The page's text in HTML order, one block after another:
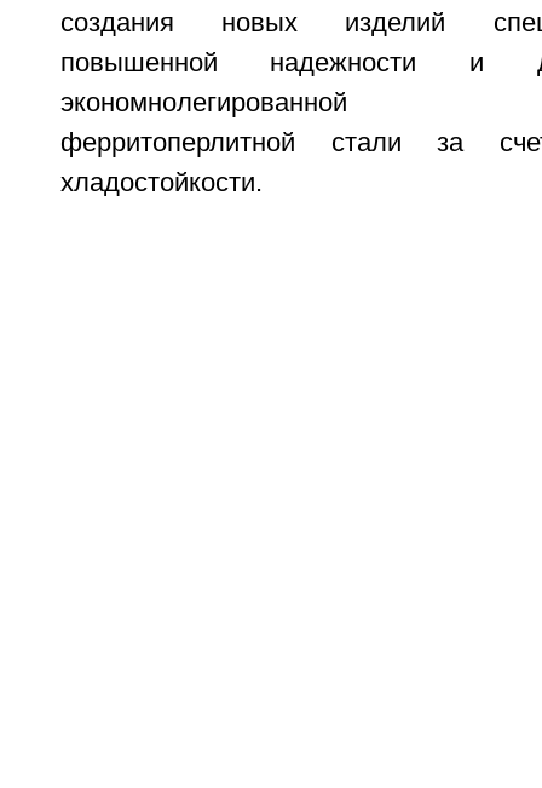
создания новых изделий
повышенной надежности и
экономнолегированной
ферритоперлитной стали за
хладостойкости.